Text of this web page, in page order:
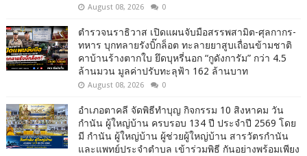
August 08, 2026 0
ตำรวจนราธิวาส เปิดแผนจับมือสรรพสามิต-ศุลกากร-
ทหาร บุกทลายรังบิ๊กล็อต ทะลายยาสูบเถื่อนข้ามชาติ
คาบ้านร้างตากใบ ยึดบุหรี่นอก “กูดังการัม” กว่า 4.5
ล้านมวน มูลค่าปรับทะลุฟ้า 162 ล้านบาท
August 08, 2026 0
อำเภอตาคลี จัดพิธีทำบุญ กิจกรรม 10 สิงหาคม วัน
กำนัน ผู้ใหญ่บ้าน ครบรอบ 134 ปี ประจำปี 2569 โดย
มี กำนัน ผู้ใหญ่บ้าน ผู้ช่วยผู้ใหญ่บ้าน สารวัตรกำนัน
และแพทย์ประจำตำบล เข้าร่วมพิธี กันอย่างพร้อมเพียง